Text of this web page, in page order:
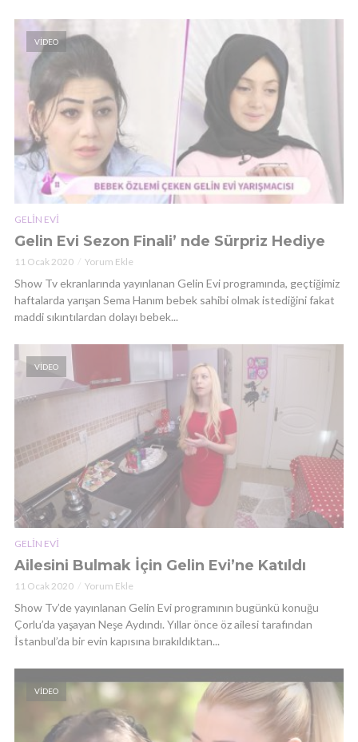
VIDEO
GELIN EVI
Gelin Evi Sezon Finali’ nde Sürpriz Hediye
11 Ocak 2020 Yorum Ekle
Show Tv ekranlarında yayınlanan Gelin Evi programında, geçtiğimiz
haftalarda yarışan Sema Hanım bebek sahibi olmak istediğini fakat
maddi sıkıntılardan dolayı bebek...
VIDEO
GELIN EVI
Ailesini Bulmak İçin Gelin Evi’ne Katıldı
11 Ocak 2020 Yorum Ekle
Show Tv’de yayınlanan Gelin Evi programının bugünkü konuğu
Çorlu’da yaşayan Neşe Aydındı. Yıllar önce öz ailesi tarafından
İstanbul’da bir evin kapısına bırakıldıktan...
VIDEO